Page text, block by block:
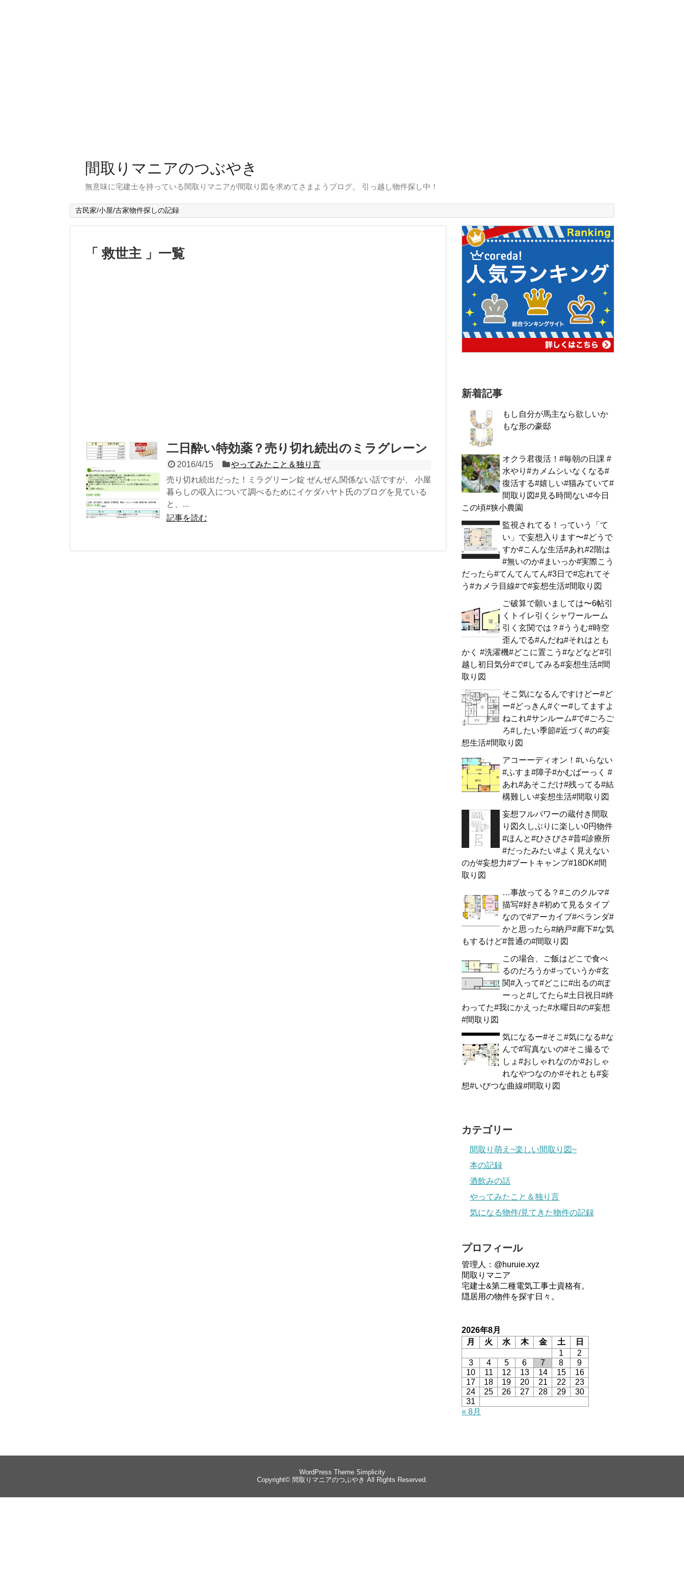
間取りマニアのつぶやき
無意味に宅建士を持っている間取りマニアが間取り図を求めてさまようブログ。 引っ越し物件探し中！
古民家/小屋/古家物件探しの記録
「 救世主 」一覧
二日酔い特効薬？売り切れ続出のミラグレーン
2016/4/15
やってみたこと＆独り言
売り切れ続出だった！ミラグリーン錠 ぜんぜん関係ない話ですが、 小屋
暮らしの収入について調べるためにイケダハヤト氏のブログを見ている
と、...
記事を読む
新着記事
もし自分が馬主なら欲しいか
もな形の豪邸
オクラ君復活！#毎朝の日課 #
水やり#カメムシいなくなる#
復活する#嬉しい#猫みていて#
間取り図#見る時間ない#今日
この頃#狭小農園
監視されてる！っていう「て
い」で妄想入ります〜#どうで
すか#こんな生活#あれ#2階は
#無いのか#まいっか#実際こう
だったら#てんてんてん#3日で#忘れてそ
う#カメラ目線#で#妄想生活#間取り図
ご破算で願いましては〜6帖引
くトイレ引くシャワールーム
引く玄関では？#ううむ#時空
歪んでる#んだね#それはとも
かく #洗濯機#どこに置こう#などなど#引
越し初日気分#で#してみる#妄想生活#間
取り図
そこ気になるんですけどー#ど
ー#どっきん#ぐー#してますよ
ねこれ#サンルーム#で#ごろご
ろ#したい季節#近づく#の#妄
想生活#間取り図
アコーーディオン！#いらない
#ふすま#障子#かむばーっく #
あれ#あそこだけ#残ってる#結
構難しい#妄想生活#間取り図
妄想フルパワーの蔵付き間取
り図久しぶりに楽しい0円物件
#ほんと#ひさびさ#昔#診療所
#だったみたい#よく見えない
のが#妄想力#ブートキャンプ#18DK#間
取り図
…事故ってる？#このクルマ#
描写#好き#初めて見るタイプ
なので#アーカイブ#ベランダ#
かと思ったら#納戸#廊下#な気
もするけど#普通の#間取り図
この場合、ご飯はどこで食べ
るのだろうか#っていうか#玄
関#入って#どこに#出るの#ぼ
ーっと#してたら#土日祝日#終
わってた#我にかえった#水曜日#の#妄想
#間取り図
気になるー#そこ#気になる#な
んで#写真ないの#そこ撮るで
しょ#おしゃれなのか#おしゃ
れなやつなのか#それとも#妄
想#いびつな曲線#間取り図
カテゴリー
間取り萌え~楽しい間取り図~
本の記録
酒飲みの話
やってみたこと＆独り言
気になる物件/見てきた物件の記録
プロフィール
管理人：@huruie.xyz
間取りマニア
宅建士&第二種電気工事士資格有。
隠居用の物件を探す日々。
2026年8月
月
火 水 木 金 土
日
1
2
3
4 5 6 7 8
9
10
11 12 13 14 15
16
17
18 19 20 21 22
23
24
25 26 27 28 29
30
31
« 8月
WordPress Theme Simplicity
Copyright© 間取りマニアのつぶやき All Rights Reserved.